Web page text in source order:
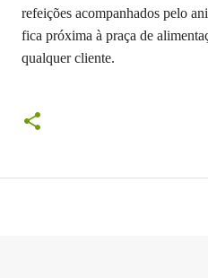
refeições acompanhados pelo
fica próxima à praça de
qualquer cliente.